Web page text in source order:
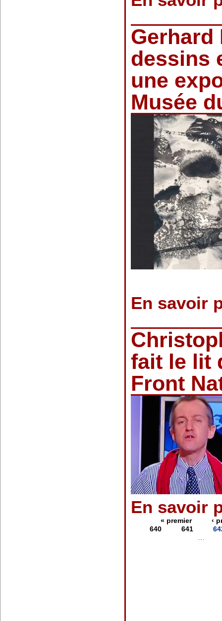
Gerhard
dessins
une
Musée
En savoir
fait le lit
Front
En savoir
« premier
‹
640
641